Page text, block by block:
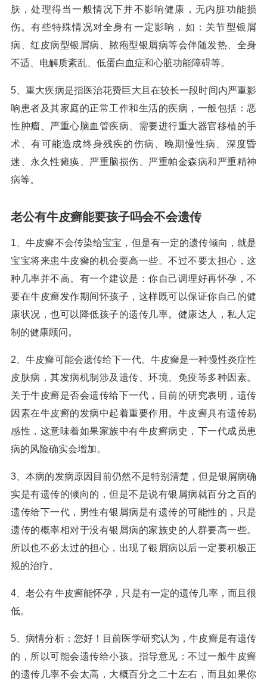
肤，处理得当一般情况下并不影响健康，无内脏功能损
伤。有些特殊情况对全身有一定影响，如：关节型银屑
病、红皮病型银屑病、脓疱型银屑病等会伴随发热、全身
不适、电解质紊乱、低蛋白血症和心脏功能障碍等。
5、重大疾病是指医治花费巨大且在较长一段时间内严重影
响患者及其家庭的正常工作和生活的疾病，一般包括：恶
性肿瘤、严重心脑血管疾病、需要进行重大器官移植的手
术、有可能造成终身残疾的伤病、晚期慢性病、深度昏
迷、永久性瘫痪、严重脑损伤、严重帕金森病和严重精神
病等。
老公有牛皮癣能要孩子吗会不会遗传
1、牛皮癣不会传染给宝宝，但是有一定的遗传倾向，就是
宝宝将来患牛皮癣的机会要高一些。不过不要太担心，这
种几率并不高。有一个建议是：你自己调理好再怀孕，不
要在牛皮癣发作期间怀孩子，这样既可以保证你自己的健
康状况，也可以降低孩子的遗传几率。健康达人，私人定
制的健康顾问。
2、牛皮癣可能会遗传给下一代。牛皮癣是一种慢性炎症性
皮肤病，其发病机制涉及遗传、环境、免疫等多种因素。
关于牛皮癣是否会遗传给下一代，目前的研究表明，遗传
因素在牛皮癣的发病中起着重要作用。牛皮癣具有遗传易
感性，这意味着如果家族中有牛皮癣病史，下一代成员患
病的风险确实会增加。
3、本病的发病原因目前仍然不是特别清楚，但是银屑病确
实是有遗传的倾向的，但是不是说有银屑病就百分之百的
遗传给下一代，男性有银屑病是有遗传的可能性的，只是
遗传的概率相对于没有银屑病的家族史的人群要高一些。
所以也不必太过的担心，出现了银屑病以后一定要积极正
规的治疗。
4、老公有牛皮癣能怀孕，只是有一定的遗传几率，而且很
低。
5、病情分析：您好！目前医学研究认为，牛皮癣是有遗传
的，所以可能会遗传给小孩。指导意见：不过一般牛皮癣
的遗传几率不会太高，大概百分之二十左右，而且如果你